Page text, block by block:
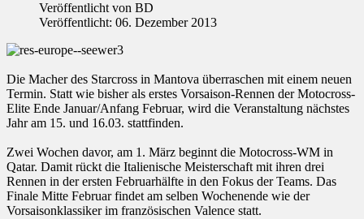
Veröffentlicht von BD
Veröffentlicht: 06. Dezember 2013
Die Macher des Starcross in Mantova überraschen mit einem neuen
Termin. Statt wie bisher als erstes Vorsaison-Rennen der Motocross-
Elite Ende Januar/Anfang Februar, wird die Veranstaltung nächstes
Jahr am 15. und 16.03. stattfinden.
Zwei Wochen davor, am 1. März beginnt die Motocross-WM in
Qatar. Damit rückt die Italienische Meisterschaft mit ihren drei
Rennen in der ersten Februarhälfte in den Fokus der Teams. Das
Finale Mitte Februar findet am selben Wochenende wie der
Vorsaisonklassiker im französischen Valence statt.